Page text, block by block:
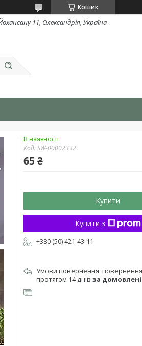
Кошик
11, Олександрія, Україна
В наявності
Код:SW-00002332
65 ₴
Купити
Купити з
+380 (50) 421-43-11
протягом 14 днів за